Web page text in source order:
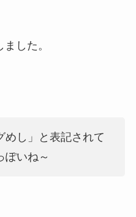
した。
めし」と表記されて
ぽいね～